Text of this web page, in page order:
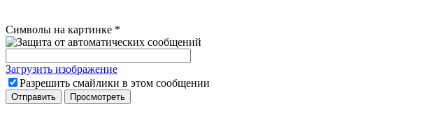
Символы на картинке *
Загрузить изображение
Разрешить смайлики в этом сообщении